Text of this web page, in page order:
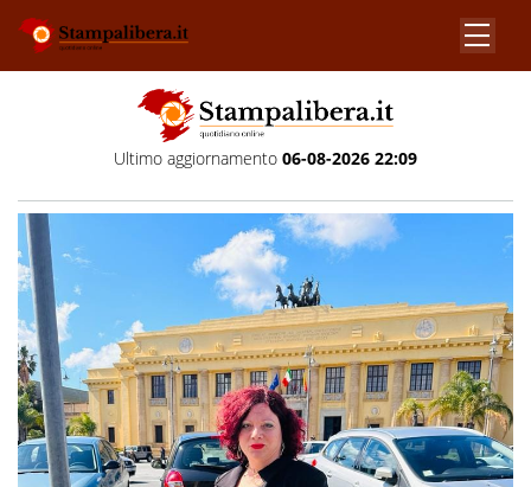
Ultimo aggiornamento 06-08-2026 22:09